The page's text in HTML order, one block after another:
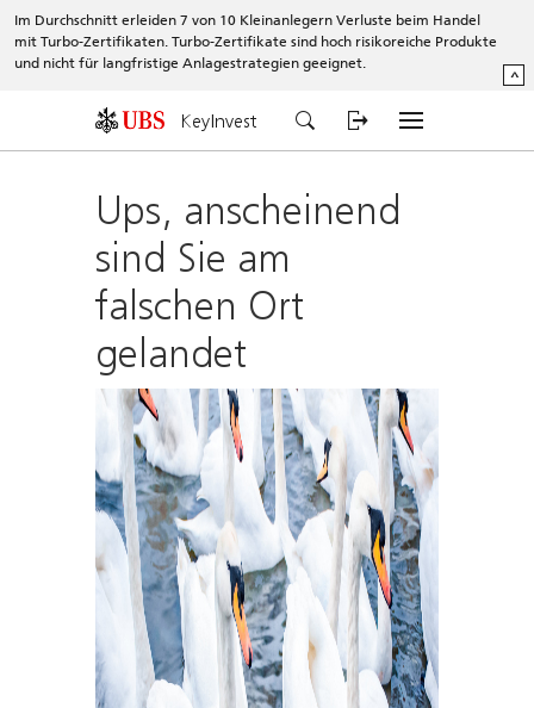
Im Durchschnitt erleiden 7 von 10 Kleinanlegern Verluste beim Handel
mit Turbo-Zertifikaten. Turbo-Zertifikate sind hoch risikoreiche Produkte
und nicht für langfristige Anlagestrategien geeignet.
^
KeyInvest
Ups, anscheinend
sind Sie am
falschen Ort
gelandet